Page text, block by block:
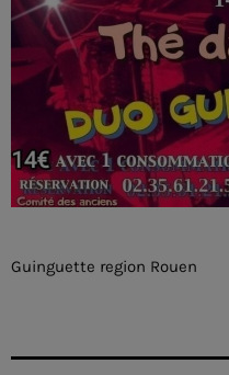
Guinguette region Rouen